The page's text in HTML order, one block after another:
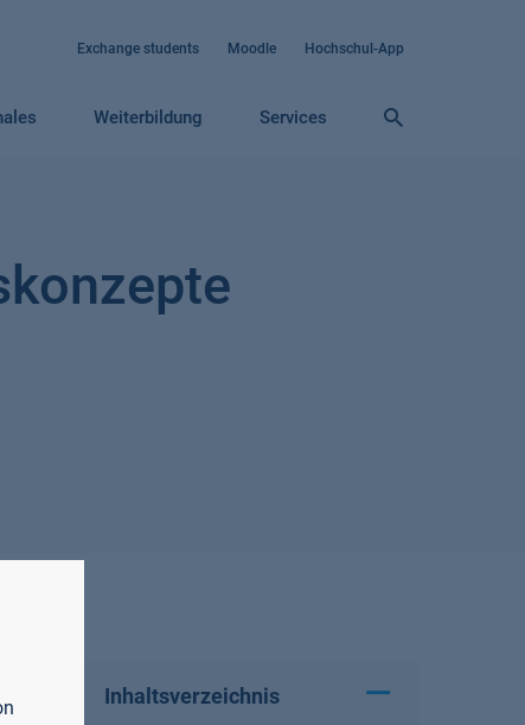
Exchange students Moodle Hochschul-App
Weiterbildung Services
Inhaltsverzeichnis